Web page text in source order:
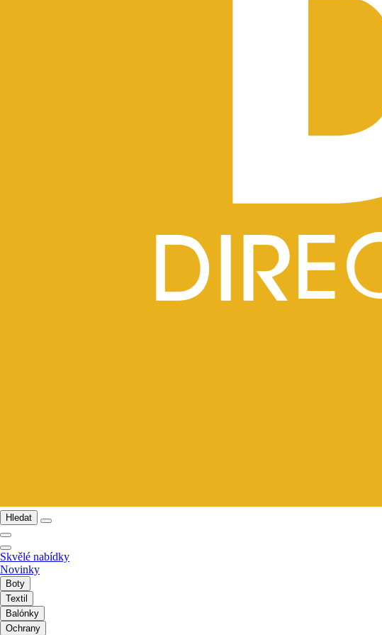
Hledat
Skvělé nabídky
Novinky
Boty
Textil
Balónky
Ochrany